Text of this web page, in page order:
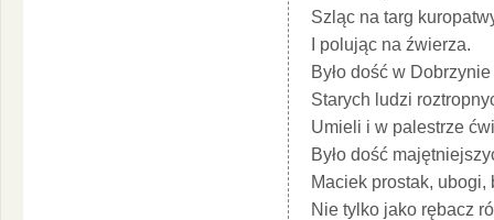
Szląc na targ
I polując na źwierza.
Było dość w Dobrzynie
Starych ludzi
Umieli i w palestrze
Było dość
Maciek prostak, ubogi,
Nie tylko jako rębacz